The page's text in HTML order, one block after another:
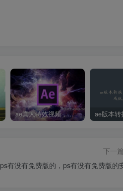
ae真人特效视频，大学生第一次做ppt怎么做
下一篇
ps有没有免费版的，ps有没有免费版的